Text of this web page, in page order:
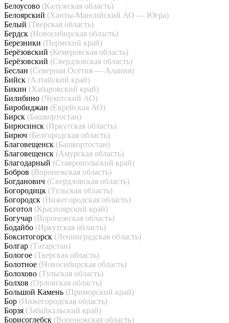
Белоусово (Калужская область)
Белоярский (Ханты-Мансийский АО — Югра)
Белый (Тверская область)
Бердск (Новосибирская область)
Березники (Пермский край)
Берёзовский (Кемеровская область)
Берёзовский (Свердловская область)
Беслан (Северная Осетия — Алания)
Бийск (Алтайский край)
Бикин (Хабаровский край)
Билибино (Чукотский АО)
Биробиджан (Еврейская АО)
Бирск (Башкортостан)
Бирюсинск (Иркутская область)
Бирюч (Белгородская область)
Благовещенск (Башкортостан)
Благовещенск (Амурская область)
Благодарный (Ставропольский край)
Бобров (Воронежская область)
Богданович (Свердловская область)
Богородицк (Тульская область)
Богородск (Нижегородская область)
Боготол (Красноярский край)
Богучар (Воронежская область)
Бодайбо (Иркутская область)
Бокситогорск (Ленинградская область)
Болгар (Татарстан)
Бологое (Тверская область)
Болотное (Новосибирская область)
Болохово (Тульская область)
Болхов (Орловская область)
Большой Камень (Приморский край)
Бор (Нижегородская область)
Борзя (Забайкальский край)
Борисоглебск (Воронежская область)